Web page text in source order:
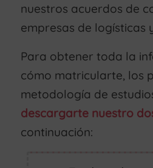
nuestros acuerdos de
empresas de logísticas
Para obtener toda la
cómo matricularte, los
metodología de
descargarte nuestro
continuación: